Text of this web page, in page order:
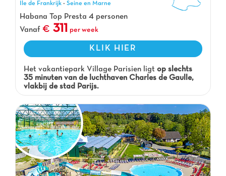
Ile de Frankrijk - Seine en Marne
Habana Top Presta 4 personen
Vanaf
311 per week
KLIK HIER
Het vakantiepark Village Parisien ligt op slechts
35 minuten van de luchthaven Charles de Gaulle,
vlakbij de stad Parijs.